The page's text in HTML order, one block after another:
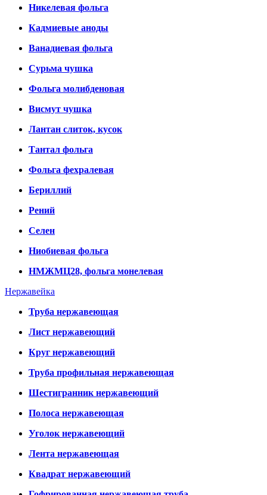
Никелевая фольга
Кадмиевые аноды
Ванадиевая фольга
Сурьма чушка
Фольга молибденовая
Висмут чушка
Лантан слиток, кусок
Тантал фольга
Фольга фехралевая
Бериллий
Рений
Селен
Ниобиевая фольга
НМЖМЦ28, фольга монелевая
Нержавейка
Труба нержавеющая
Лист нержавеющий
Круг нержавеющий
Труба профильная нержавеющая
Шестигранник нержавеющий
Полоса нержавеющая
Уголок нержавеющий
Лента нержавеющая
Квадрат нержавеющий